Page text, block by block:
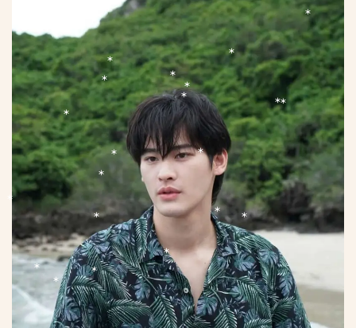
*
*
*
*
*
*
*
*
*
*
*
*
*
*
*
*
*
* *
*
*
*
*
*
*